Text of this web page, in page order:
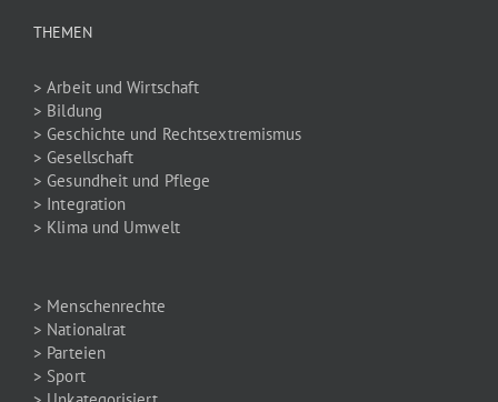
THEMEN
> Arbeit und Wirtschaft
> Bildung
> Geschichte und Rechtsextremismus
> Gesellschaft
> Gesundheit und Pflege
> Integration
> Klima und Umwelt
> Menschenrechte
> Nationalrat
> Parteien
> Sport